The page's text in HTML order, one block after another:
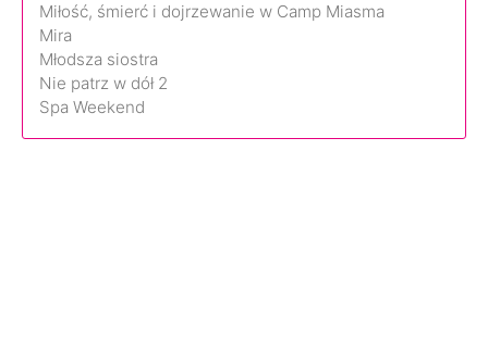
Miłość, śmierć i dojrzewanie w Camp Miasma
Mira
Młodsza siostra
Nie patrz w dół 2
Spa Weekend